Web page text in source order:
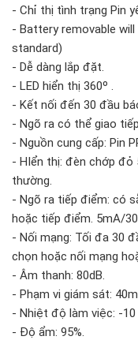
- Chỉ thị tình trạng Pin
- Battery removable
standard)
- Dễ dàng lắp đặt.
- LED hiển thị 360º .
- Kết nối đến 30 đầu
- Ngõ ra có thể giao
- Nguồn cung cấp: Pin
- HIển thị: đèn chớp đỏ
thường.
- Ngõ ra tiếp điểm: có
hoặc tiếp điểm. 5mA/
- Nối mạng: Tối đa 30
chọn hoặc nối mạng
- Âm thanh: 80dB.
- Phạm vi giám sát:
- Nhiệt độ làm việc: -10
- Độ ẩm: 95%.